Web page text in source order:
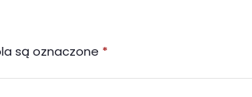
są oznaczone *